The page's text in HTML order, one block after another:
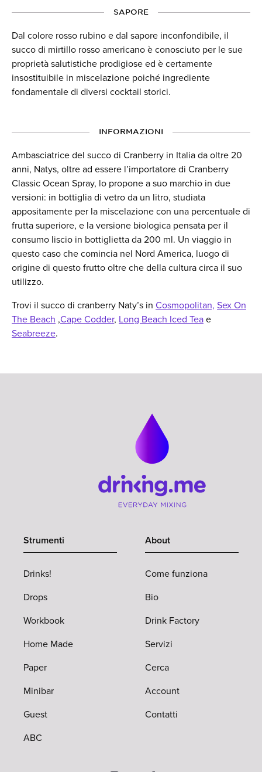
SAPORE
Dal colore rosso rubino e dal sapore inconfondibile, il
succo di mirtillo rosso americano è conosciuto per le sue
proprietà salutistiche prodigiose ed è certamente
insostituibile in miscelazione poiché ingrediente
fondamentale di diversi cocktail storici.
INFORMAZIONI
Ambasciatrice del succo di Cranberry in Italia da oltre 20
anni, Natys, oltre ad essere l’importatore di Cranberry
Classic Ocean Spray, lo propone a suo marchio in due
versioni: in bottiglia di vetro da un litro, studiata
appositamente per la miscelazione con una percentuale di
frutta superiore, e la versione biologica pensata per il
consumo liscio in bottiglietta da 200 ml. Un viaggio in
questo caso che comincia nel Nord America, luogo di
origine di questo frutto oltre che della cultura circa il suo
utilizzo.
Trovi il succo di cranberry Naty’s in Cosmopolitan, Sex On
The Beach ,Cape Codder, Long Beach Iced Teae
Seabreeze.
Strumenti
Drinks!
Drops
Workbook
Home Made
Paper
Minibar
Guest
ABC
About
Come funziona
Bio
Drink Factory
Servizi
Cerca
Account
Contatti